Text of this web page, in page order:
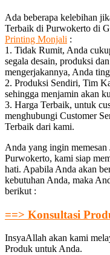
Ada beberapa kelebihan
Terbaik di Purwokerto di
Printing Monjali :
1. Tidak Rumit, Anda
segala desain, produksi
mengerjakannya, Anda
2. Produksi Sendiri, Tim
sehingga menjamin akan
3. Harga Terbaik, untuk
menghubungi Customer
Terbaik dari kami.
Anda yang ingin
Purwokerto, kami siap
hati. Apabila Anda akan
kebutuhan Anda, maka
berikut :
==> Konsultasi
InsyaAllah akan kami
Produk untuk Anda.